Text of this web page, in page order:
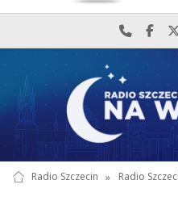
Radio Szczecin » Radio